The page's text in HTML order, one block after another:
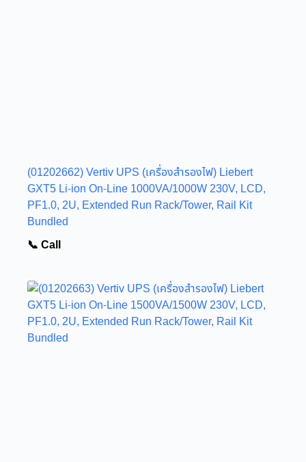
(01202662) Vertiv UPS (เครื่องสำรองไฟ) Liebert
GXT5 Li-ion On-Line 1000VA/1000W 230V, LCD,
PF1.0, 2U, Extended Run Rack/Tower, Rail Kit
Bundled
📞 Call